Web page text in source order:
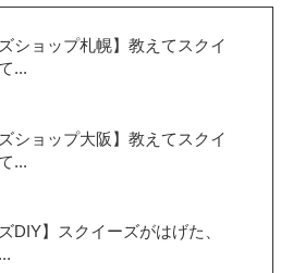
ショップ札幌】教えてスクイ
...
ショップ大阪】教えてスクイ
...
DIY】スクイーズがはげた、